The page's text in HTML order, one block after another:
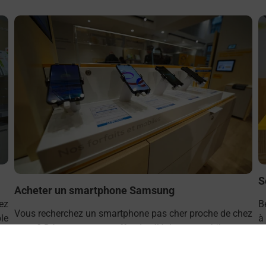
En savoir plus
Acheter un smartphone Samsung
Vous recherchez un smartphone pas cher proche de chez
vous ? Découvrez notre offre de téléphones mobiles
à